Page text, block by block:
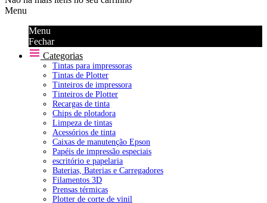
Menu
Menu
Fechar
Categorias
Tintas para impressoras
Tintas de Plotter
Tinteiros de impressora
Tinteiros de Plotter
Recargas de tinta
Chips de plotadora
Limpeza de tintas
Acessórios de tinta
Caixas de manutenção Epson
Papéis de impressão especiais
escritório e papelaria
Baterias, Baterias e Carregadores
Filamentos 3D
Prensas térmicas
Plotter de corte de vinil